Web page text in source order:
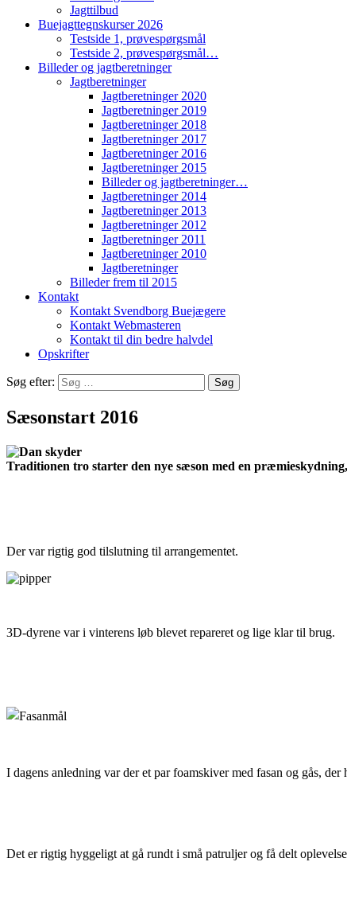
Jagttilbud
Buejagttegnskurser 2026
Testside 1, prøvespørgsmål
Testside 2, prøvespørgsmål…
Billeder og jagtberetninger
Jagtberetninger
Jagtberetninger 2020
Jagtberetninger 2019
Jagtberetninger 2018
Jagtberetninger 2017
Jagtberetninger 2016
Jagtberetninger 2015
Billeder og jagtberetninger…
Jagtberetninger 2014
Jagtberetninger 2013
Jagtberetninger 2012
Jagtberetninger 2011
Jagtberetninger 2010
Jagtberetninger
Billeder frem til 2015
Kontakt
Kontakt Svendborg Buejægere
Kontakt Webmasteren
Kontakt til din bedre halvdel
Opskrifter
Søg efter:
Sæsonstart 2016
Traditionen tro starter den nye sæson med en
Der var rigtig god tilslutning til arrangementet.
3D-dyrene var i vinterens løb blevet repareret og lige klar til brug.
I dagens anledning var der et par foamskiver med fasan og gås,
Det er rigtig hyggeligt at gå rundt i små patruljer og få delt